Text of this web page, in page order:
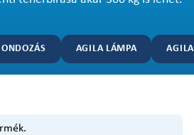
AGILA LÁMPA